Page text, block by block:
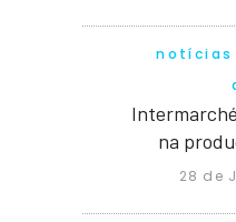
notícias
na
28 de